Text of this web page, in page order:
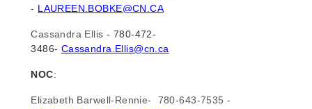
- LAUREEN.BOBKE@CN.CA
Cassandra Ellis - 780-472-
3486- Cassandra.Ellis@cn.ca
NOC:
Elizabeth Barwell-Rennie- 780-643-7535 -